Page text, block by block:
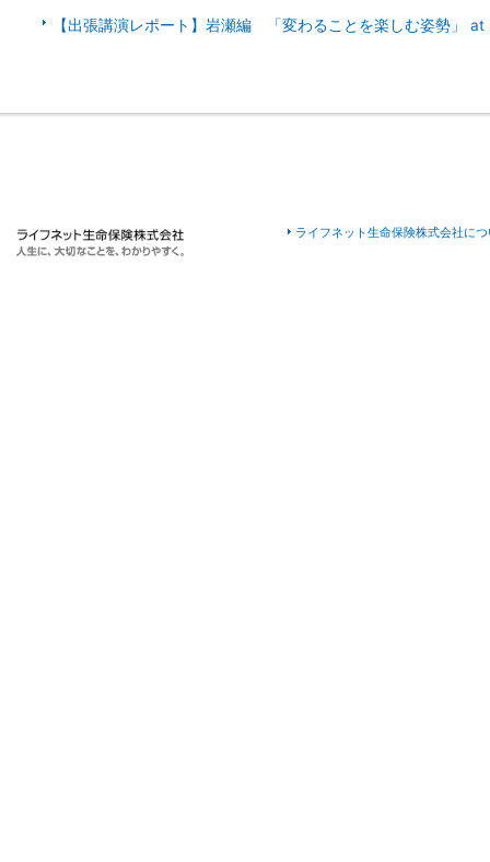
【出張講演レポート】岩瀬編 「変わることを楽しむ姿勢」 at
ライフネット生命保険株式会社に